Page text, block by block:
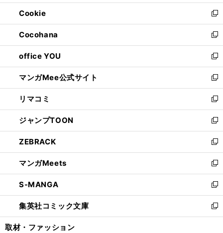
開
く
ウ
で
開
く
ン
ド
ウ
で
開
く
ウ
ィ
ン
ド
ウ
で
開
く
Cookie
新
し
い
ウ
ィ
ン
ド
ウ
で
開
く
Cocohana
新
し
い
ウ
ィ
ン
ド
ウ
で
開
く
office YOU
新
し
い
ウ
ィ
ン
ド
ウ
で
開
く
マンガMee公式サイト
新
し
い
ウ
ィ
ン
ド
ウ
で
開
く
リマコミ
新
し
い
ウ
ィ
ン
ド
ウ
で
開
く
ジャンプTOON
新
し
い
ウ
ィ
ン
ド
ウ
で
開
ZEBRACK
新
し
い
ウ
ィ
ン
ド
ウ
マンガMeets
新
し
い
ウ
ィ
ン
S-MANGA
新
し
い
ウ
集英社コミック文庫
新
し
取材・ファッション